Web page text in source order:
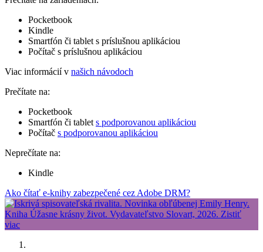
Pocketbook
Kindle
Smartfón či tablet s príslušnou aplikáciou
Počítač s príslušnou aplikáciou
Viac informácií v našich návodoch
Prečítate na:
Pocketbook
Smartfón či tablet s podporovanou aplikáciou
Počítač s podporovanou aplikáciou
Neprečítate na:
Kindle
Ako čítať e-knihy zabezpečené cez Adobe DRM?